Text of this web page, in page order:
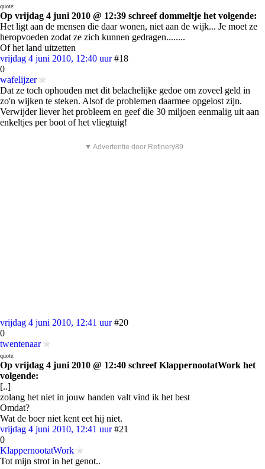
quote:
Op vrijdag 4 juni 2010 @ 12:39 schreef dommeltje het volgende:
Het ligt aan de mensen die daar wonen, niet aan de wijk... Je moet ze
heropvoeden zodat ze zich kunnen gedragen........
Of het land uitzetten
vrijdag 4 juni 2010, 12:40 uur #18
0
wafelijzer
Dat ze toch ophouden met dit belachelijke gedoe om zoveel geld in
zo'n wijken te steken. Alsof de problemen daarmee opgelost zijn.
Verwijder liever het probleem en geef die 30 miljoen eenmalig uit aan
enkeltjes per boot of het vliegtuig!
▼ Advertentie door Refinery89
vrijdag 4 juni 2010, 12:41 uur #20
0
twentenaar
quote:
Op vrijdag 4 juni 2010 @ 12:40 schreef KlappernootatWork het
volgende:
[..]
zolang het niet in jouw handen valt vind ik het best
Omdat?
Wat de boer niet kent eet hij niet.
vrijdag 4 juni 2010, 12:41 uur #21
0
KlappernootatWork
Tot mijn strot in het genot..